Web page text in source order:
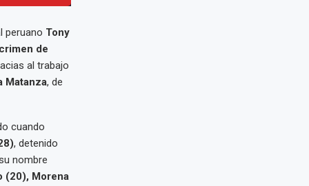
peruano Tony
de
al trabajo
Matanza, de
cuando
, detenido
nombre
(20), Morena